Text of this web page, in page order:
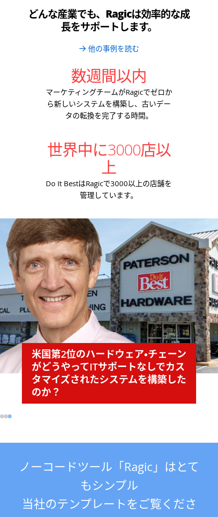
どんな産業でも、Ragicは効率的な成
長をサポートします。
他の事例を読む
数週間以内
マーケティングチームがRagicでゼロか
ら新しいシステムを構築し、古いデー
タの転換を完了する時間。
世界中に3000店以
上
Do It BestはRagicで3000以上の店舗を
管理しています。
米国第2位のハードウェア・チェーン
がどうやってITサポートなしでカス
タマイズされたシステムを構築した
のか？
ノーコードツール「Ragic」はとて
もシンプル
当社のテンプレートをご覧くださ